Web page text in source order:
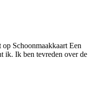
Schoonmaakkaart Een
ik. Ik ben tevreden over de